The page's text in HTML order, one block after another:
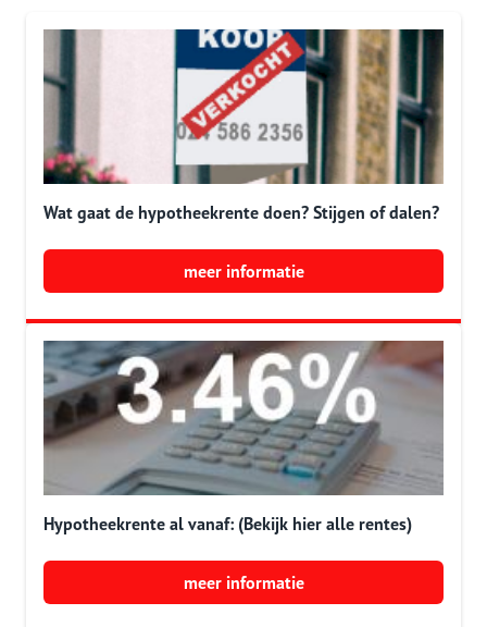
Wat gaat de hypotheekrente doen? Stijgen of dalen?
meer informatie
Hypotheekrente al vanaf: (Bekijk hier alle rentes)
meer informatie